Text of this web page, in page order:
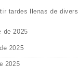
tardes llenas de
de 2025
2025
2025